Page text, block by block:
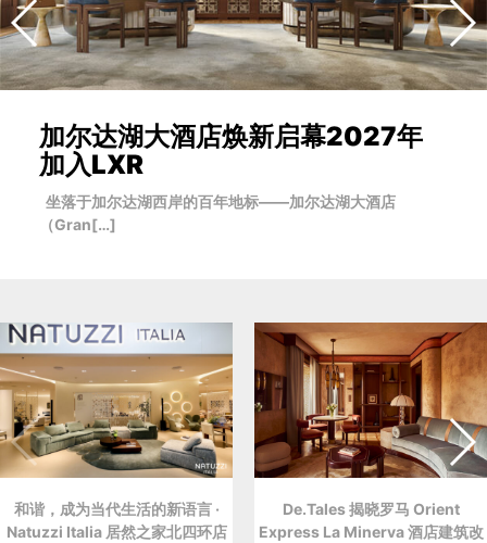
加尔达湖大酒店焕新启幕2027年
加入LXR
坐落于加尔达湖西岸的百年地标——加尔达湖大酒店
（Gran[…]
和谐，成为当代生活的新语言 ·
Natuzzi Italia 居然之家北四环店
De.Tales 揭晓罗马 Orient
Express La Minerva 酒店建筑改